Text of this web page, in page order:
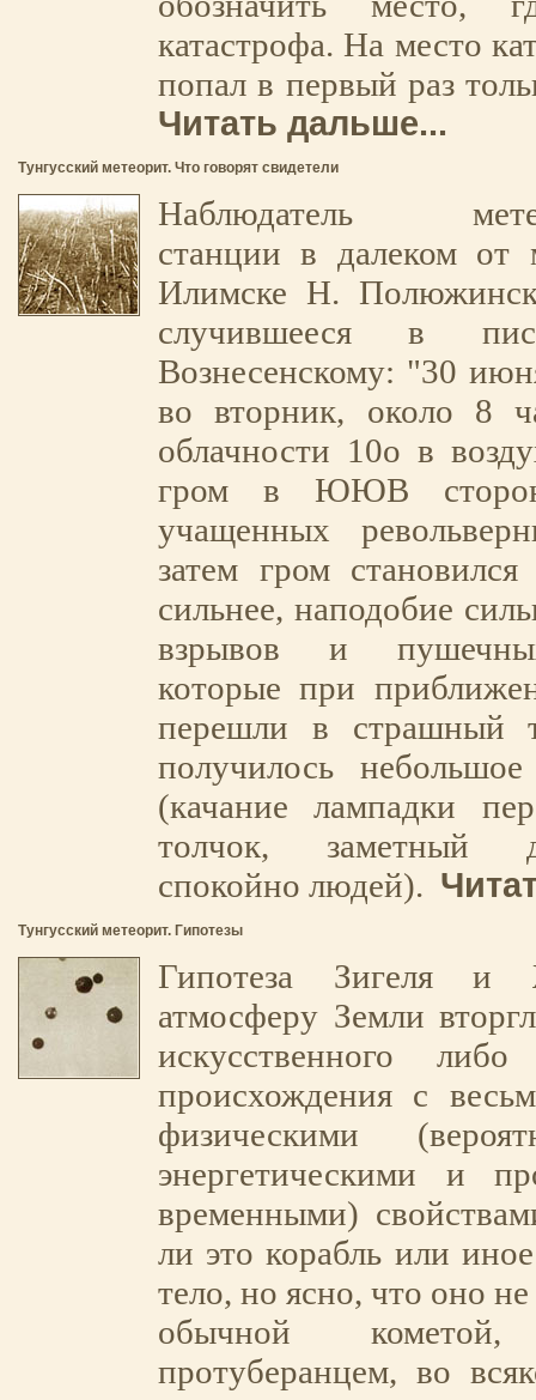
катастрофа. На место
попал в первый раз
Читать дальше...
Тунгусский метеорит. Что говорят свидетели
Наблюдатель
станции в далеком от
Илимске Н.
случившееся в
Вознесенскому: "30
во вторник, около 8
облачности 10о в
гром в ЮЮВ
учащенных
затем гром
сильнее, наподобие
взрывов и
которые при
перешли в страшный
получилось небольшое
(качание лампадки
толчок, заметный
спокойно людей).
Тунгусский метеорит. Гипотезы
Гипотеза Зигеля и
атмосферу Земли
искусственного либо
происхождения с
физическими
энергетическими и
временными)
ли это корабль или
тело, но ясно, что оно
обычной кометой,
протуберанцем, во